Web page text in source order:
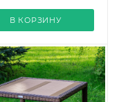
В КОРЗИНУ